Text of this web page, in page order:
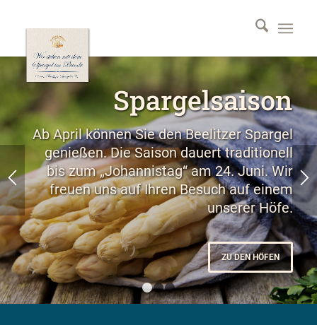
Spargelsaison
Ab April können Sie den Beelitzer Spargel
genießen. Die Saison dauert traditionell
bis zum „Johannistag“ am 24. Juni. Wir
freuen uns auf Ihren Besuch auf einem
unserer Höfe.
ZU DEN HÖFEN
1 2 3